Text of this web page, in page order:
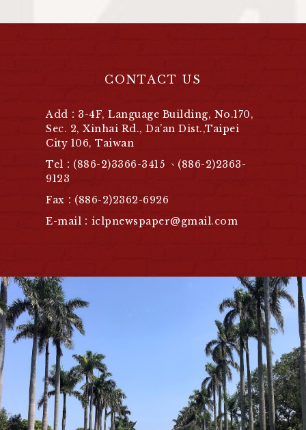
CONTACT US
Add：3-4F, Language Building, No.170,
Sec. 2, Xinhai Rd., Da’an Dist.,Taipei
City 106, Taiwan
Tel：(886-2)3366-3415 、(886-2)2363-
9123
Fax：(886-2)2362-6926
E-mail：iclpnewspaper@gmail.com